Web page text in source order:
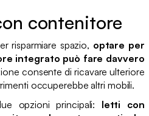
contenitore
risparmiare spazio, optare per
integrato può fare davvero
consente di ricavare ulteriore
occuperebbe altri mobili.
opzioni principali: letti con